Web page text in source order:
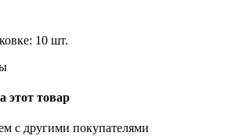
10 шт.
этот товар
с другими покупателями